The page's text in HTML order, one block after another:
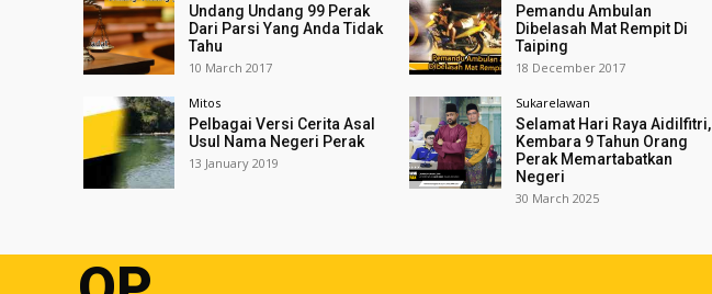
Undang Undang 99 Perak
Dari Parsi Yang Anda Tidak
Tahu
10 March 2017
Mitos
Pelbagai Versi Cerita Asal
Usul Nama Negeri Perak
13 January 2019
Pemandu Ambulan
Dibelasah Mat Rempit Di
Taiping
18 December 2017
Sukarelawan
Selamat Hari Raya Aidilfitri,
Kembara 9 Tahun Orang
Perak Memartabatkan
Negeri
30 March 2025